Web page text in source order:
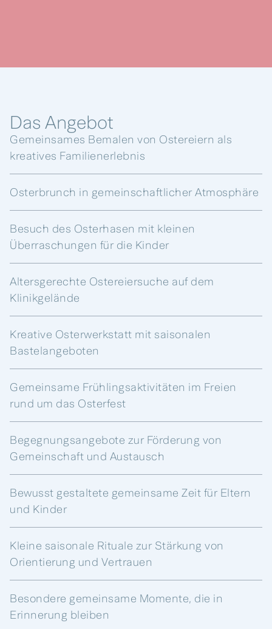
Das Angebot
Gemeinsames Bemalen von Ostereiern als
kreatives Familienerlebnis
Osterbrunch in gemeinschaftlicher Atmosphäre
Besuch des Osterhasen mit kleinen
Überraschungen für die Kinder
Altersgerechte Ostereiersuche auf dem
Klinikgelände
Kreative Osterwerkstatt mit saisonalen
Bastelangeboten
Gemeinsame Frühlingsaktivitäten im Freien
rund um das Osterfest
Begegnungsangebote zur Förderung von
Gemeinschaft und Austausch
Bewusst gestaltete gemeinsame Zeit für Eltern
und Kinder
Kleine saisonale Rituale zur Stärkung von
Orientierung und Vertrauen
Besondere gemeinsame Momente, die in
Erinnerung bleiben